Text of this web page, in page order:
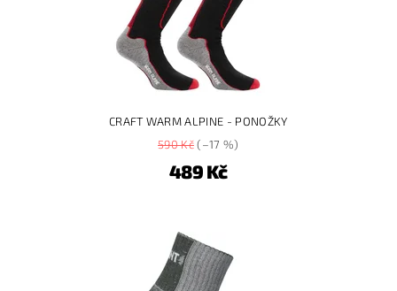
CRAFT WARM ALPINE - PONOŽKY
590 Kč(–17 %)
489 Kč